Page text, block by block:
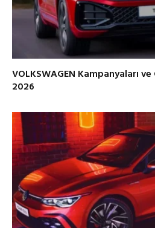
VOLKSWAGEN Kampanyaları
2026